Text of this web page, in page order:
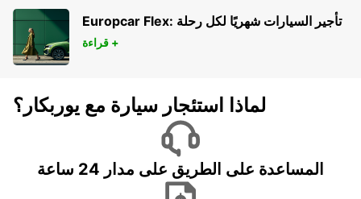
ONLY)
NECKARSULM - GERMANY Europcar Flex: تأجير السيارات شهريًا لكل رحلة
قراءة +
لماذا استئجار سيارة مع يوربكار؟
المساعدة على الطريق على مدار 24 ساعة